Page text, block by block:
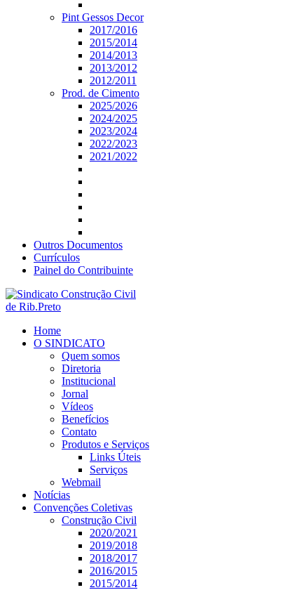
Pint Gessos Decor
2017/2016
2015/2014
2014/2013
2013/2012
2012/2011
Prod. de Cimento
2025/2026
2024/2025
2023/2024
2022/2023
2021/2022
Outros Documentos
Currículos
Painel do Contribuinte
Home
O SINDICATO
Quem somos
Diretoria
Institucional
Jornal
Vídeos
Benefícios
Contato
Produtos e Serviços
Links Úteis
Serviços
Webmail
Notícias
Convenções Coletivas
Construção Civil
2020/2021
2019/2018
2018/2017
2016/2015
2015/2014